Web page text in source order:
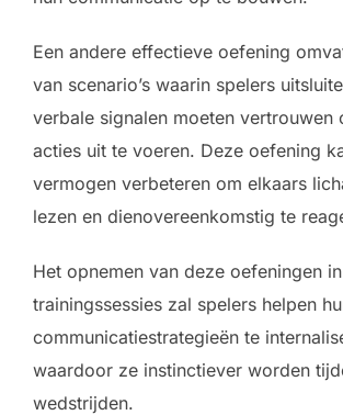
Een andere effectieve oefening
van scenario’s waarin spelers
verbale signalen moeten vertrouwen
acties uit te voeren. Deze oefening
vermogen verbeteren om elkaars
lezen en dienovereenkomstig te
Het opnemen van deze oefeningen
trainingssessies zal spelers helpen
communicatiestrategieën te
waardoor ze instinctiever worden
wedstrijden.